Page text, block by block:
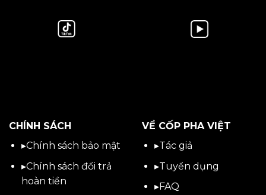
CHÍNH SÁCH
▸Chính sách bảo mật
▸Chính sách đổi trả
hoàn tiền
VỀ CỐP PHA VIỆT
▸Tác giả
▸Tuyển dụng
▸FAQ